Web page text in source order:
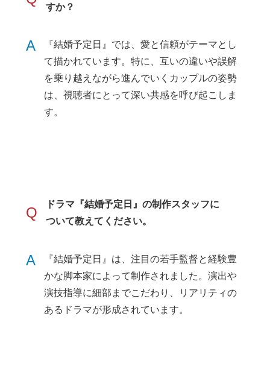
すか？
A
『結婚予定日』では、愛と信頼がテーマとし
て描かれています。特に、互いの違いや誤解
を乗り越えながら進んでいくカップルの姿勢
は、視聴者にとって深い共感を呼び起こしま
す。
Q
ドラマ『結婚予定日』の制作スタッフに
ついて教えてください。
A
『結婚予定日』は、注目の若手監督と経験豊
かな脚本家によって制作されました。演出や
演技指導に細部までこだわり、リアリティの
あるドラマが形成されています。